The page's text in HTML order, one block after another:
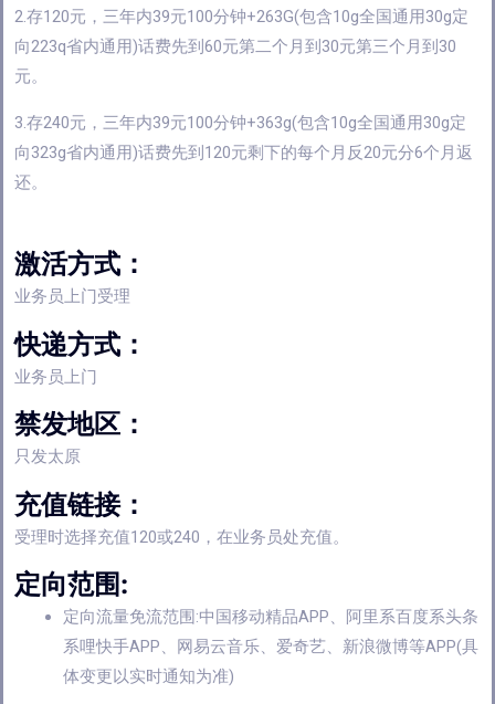
2.存120元，三年内39元100分钟+263G(包含10g全国通用30g定
向223q省内通用)话费先到60元第二个月到30元第三个月到30
元。
3.存240元，三年内39元100分钟+363g(包含10g全国通用30g定
向323g省内通用)话费先到120元剩下的每个月反20元分6个月返
还。
激活方式：
业务员上门受理
快递方式：
业务员上门
禁发地区：
只发太原
充值链接：
受理时选择充值120或240，在业务员处充值。
定向范围:
定向流量免流范围:中国移动精品APP、阿里系百度系头条
系哩快手APP、网易云音乐、爱奇艺、新浪微博等APP(具
体变更以实时通知为准)